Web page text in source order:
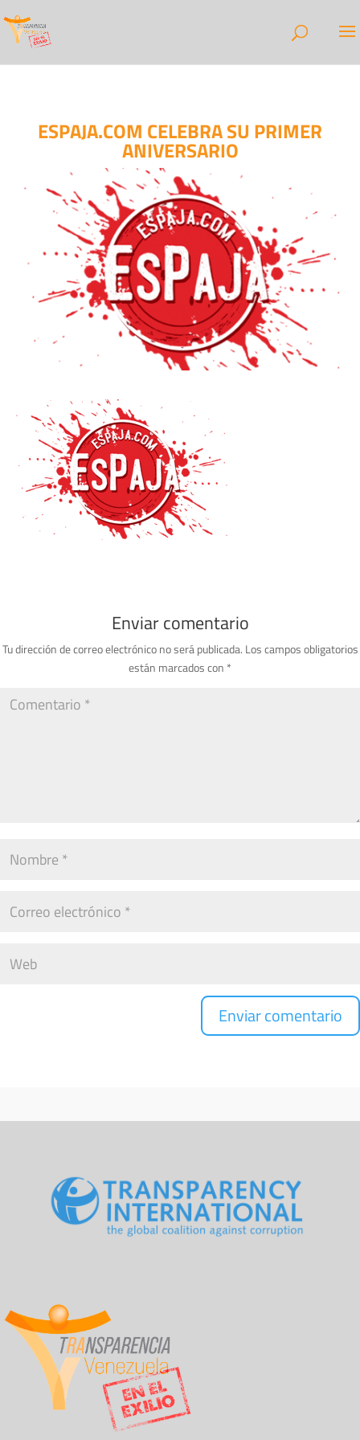
ESPAJA.COM CELEBRA SU PRIMER
ANIVERSARIO
Enviar comentario
Tu dirección de correo electrónico no será publicada. Los campos obligatorios
están marcados con *